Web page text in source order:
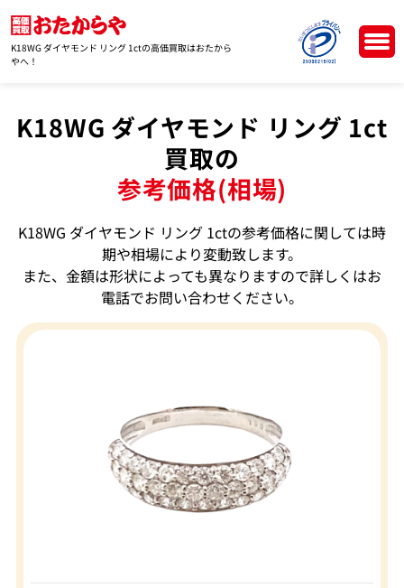
K18WG ダイヤモンド リング 1ctの高価買取はおたから
やへ！
K18WG ダイヤモンド リング 1ct
買取の
参考価格(相場)
K18WG ダイヤモンド リング 1ctの参考価格に関しては時
期や相場により変動致します。
また、金額は形状によっても異なりますので詳しくはお
電話でお問い合わせください。